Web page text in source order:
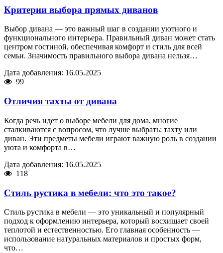
Критерии выбора прямых диванов
Выбор дивана — это важный шаг в создании уютного и
функционального интерьера. Правильный диван может стать
центром гостиной, обеспечивая комфорт и стиль для всей
семьи. Значимость правильного выбора дивана нельзя…
Дата добавления: 16.05.2025
99
Отличия тахты от дивана
Когда речь идет о выборе мебели для дома, многие
сталкиваются с вопросом, что лучше выбрать: тахту или
диван. Эти предметы мебели играют важную роль в создании
уюта и комфорта в…
Дата добавления: 16.05.2025
118
Стиль рустика в мебели: что это такое?
Стиль рустика в мебели — это уникальный и популярный
подход к оформлению интерьера, который восхищает своей
теплотой и естественностью. Его главная особенность —
использование натуральных материалов и простых форм,
что…